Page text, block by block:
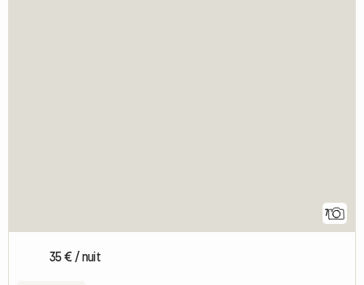
7
35 € / nuit